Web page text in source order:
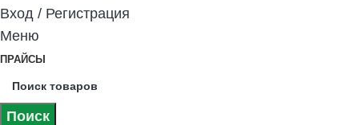
Вход / Регистрация
Меню
ПРАЙСЫ
Поиск